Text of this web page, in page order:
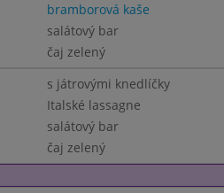
bramborová kaše
salátový bar
čaj zelený
s játrovými knedlíčky
Italské lassagne
salátový bar
čaj zelený